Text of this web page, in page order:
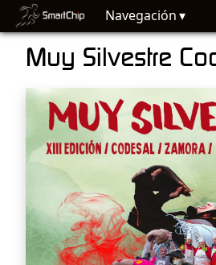
Navegación
Muy Silvestre